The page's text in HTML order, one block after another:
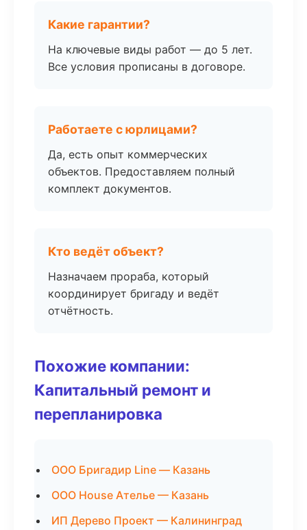
Какие гарантии?
На ключевые виды работ — до 5 лет.
Все условия прописаны в договоре.
Работаете с юрлицами?
Да, есть опыт коммерческих
объектов. Предоставляем полный
комплект документов.
Кто ведёт объект?
Назначаем прораба, который
координирует бригаду и ведёт
отчётность.
Похожие компании:
Капитальный ремонт и
перепланировка
ООО Бригадир Line — Казань
ООО House Ателье — Казань
ИП Дерево Проект — Калининград